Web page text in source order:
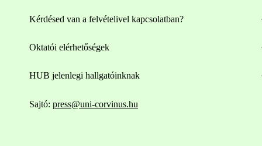
Kérdésed van a felvételivel kapcsolatban?
Oktatói elérhetőségek
HUB jelenlegi hallgatóinknak
Sajtó: press@uni-corvinus.hu